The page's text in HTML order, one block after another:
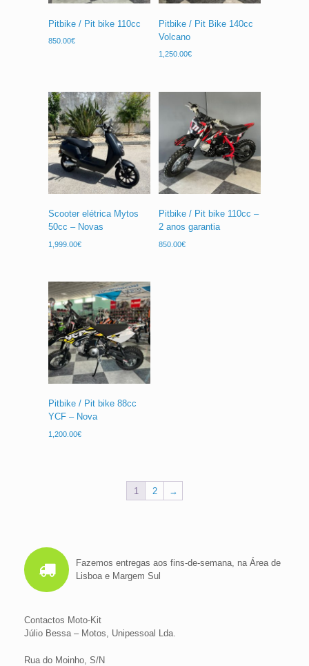
Pitbike / Pit bike 110cc
850.00€
Pitbike / Pit Bike 140cc
Volcano
1,250.00€
Scooter elétrica Mytos
50cc – Novas
1,999.00€
Pitbike / Pit bike 110cc –
2 anos garantia
850.00€
Pitbike / Pit bike 88cc
YCF – Nova
1,200.00€
1 2 →
Fazemos entregas aos fins-de-semana, na Área de
Lisboa e Margem Sul
Contactos Moto-Kit
Júlio Bessa – Motos, Unipessoal Lda.
Rua do Moinho, S/N